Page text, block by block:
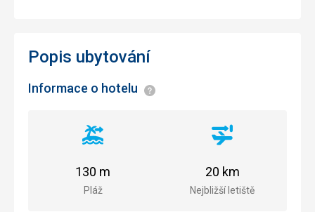
Popis ubytování
Informace o hotelu Informace
Vzdálenost
pláže
Pláž
130 m
Vzdálenost
letiště
Nejbližší letiště
20 km